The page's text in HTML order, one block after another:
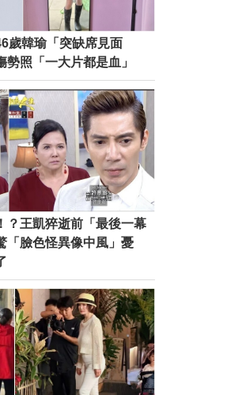
歲韓瑜「突缺席見面
照「一大片都是血」
？王凱猝逝前「最後一幕
臉色怪異像中風」憂